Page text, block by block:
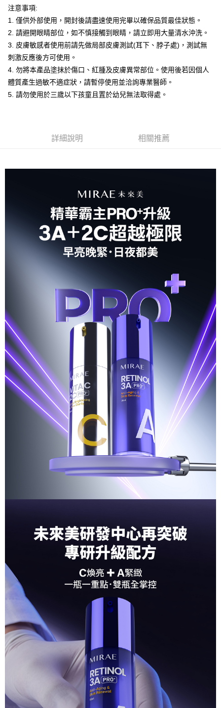
海外配送(馬來西亞_only西0804)
海外配送(港澳) 查看運費
注意事項:
1. 僅供外部使用，開封後請盡速使用完畢以確保品質最佳狀態。
2. 請避開眼睛部位，如不慎接觸到眼睛，請立即用大量清水沖洗。
3. 皮膚敏感者使用前請先做局部皮膚測試(耳下、脖子處)，測試無
刺激反應後方可使用。
4. 勿將本產品塗抹於傷口、紅腫及皮膚異常部位。使用後若因個人
體質產生過敏不適症狀，請暫停使用並洽詢專業醫師。
5. 請勿使用於三歲以下孩童且置於幼兒無法取得處。
詳細說明 相關推薦